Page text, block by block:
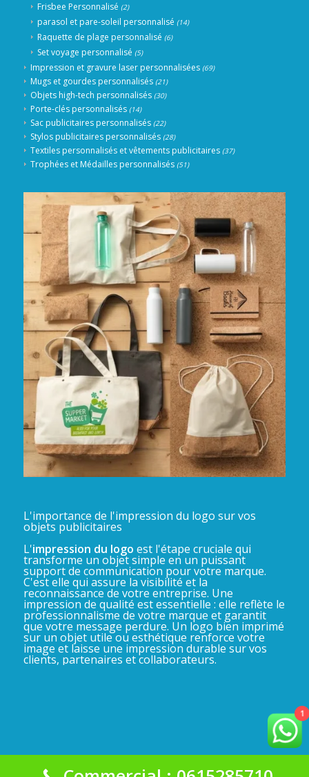
Frisbee Personnalisé (2)
parasol et pare-soleil personnalisé (14)
Raquette de plage personnalisé (6)
Set voyage personnalisé (5)
Impression et gravure laser personnalisées (69)
Mugs et gourdes personnalisés (21)
Objets high-tech personnalisés (30)
Porte-clés personnalisés (14)
Sac publicitaires personnalisés (22)
Stylos publicitaires personnalisés (28)
Textiles personnalisés et vêtements publicitaires (37)
Trophées et Médailles personnalisés (51)
L'importance de l'impression du logo sur vos
objets publicitaires
L'impression du logo est l'étape cruciale qui
transforme un objet simple en un puissant
support de communication pour votre marque.
C'est elle qui assure la visibilité et la
reconnaissance de votre entreprise. Une
impression de qualité est essentielle : elle reflète le
professionnalisme de votre marque et garantit
que votre message perdure. Un logo bien imprimé
sur un objet utile ou esthétique renforce votre
image et laisse une impression durable sur vos
clients, partenaires et collaborateurs.
1